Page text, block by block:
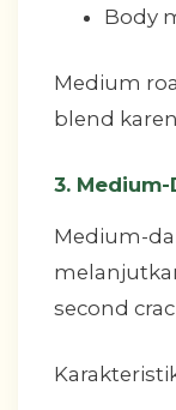
Body
Medium
blend
3.
Medium-
second